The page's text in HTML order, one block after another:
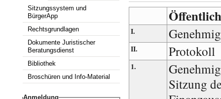
Sitzungssystem und
BürgerApp
Rechtsgrundlagen
Dokumente Juristischer
Beratungsdienst
Bibliothek
Broschüren und Info-Material
Anmeldung
I.
II. Protokoll
1.
Sitzung